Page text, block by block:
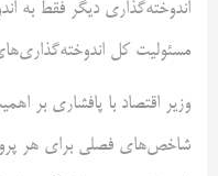
اندوخته‌گذاری دیگر فقطً به
مسئولیت کل
وزیر اقتصاد با پافشاری بر
شاخص‌های فصلی برای هر